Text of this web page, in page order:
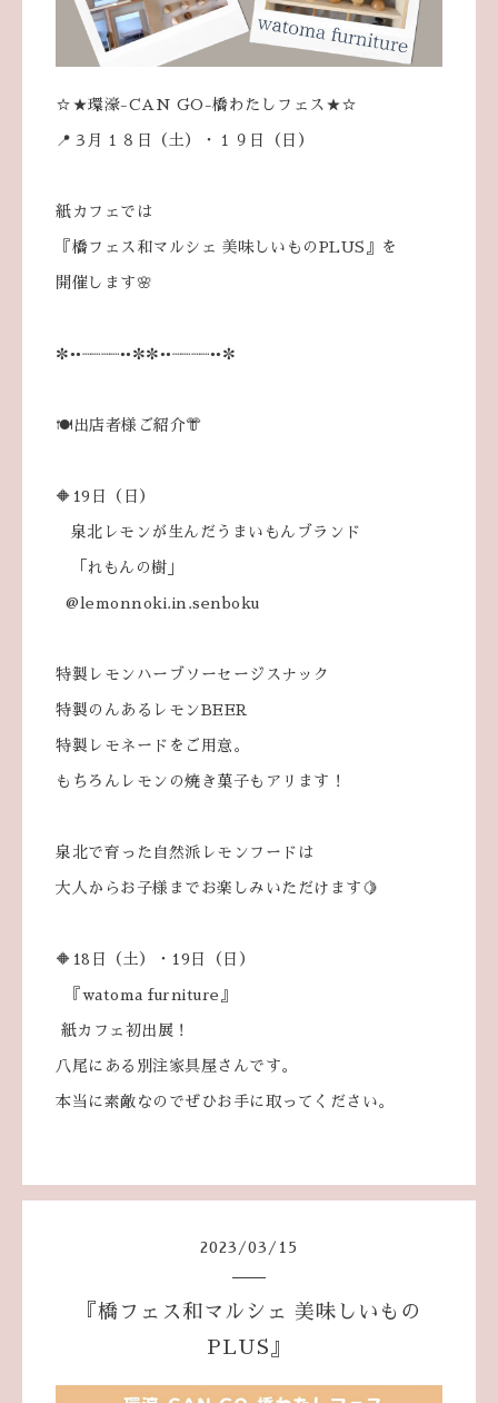
☆★環濠-CAN GO-橋わたしフェス★☆
📍３月１８日（土）・１９日（日）
紙カフェでは
『橋フェス和マルシェ 美味しいものPLUS』を
開催します🌸
✼••┈┈┈┈••✼✼••┈┈┈┈••✼
🍽出店者様ご紹介👘
🔶19日（日）
泉北レモンが生んだうまいもんブランド
「れもんの樹」
@lemonnoki.in.senboku
特製レモンハーブソーセージスナック
特製のんあるレモンBEER
特製レモネードをご用意。
もちろんレモンの焼き菓子もアリます！
泉北で育った自然派レモンフードは
大人からお子様までお楽しみいただけます🍋
🔶18日（土）・19日（日）
『watoma furniture』
紙カフェ初出展！
八尾にある別注家具屋さんです。
本当に素敵なのでぜひお手に取ってください。
2023 /03 / 15
『橋フェス和マルシェ 美味しいもの
PLUS』